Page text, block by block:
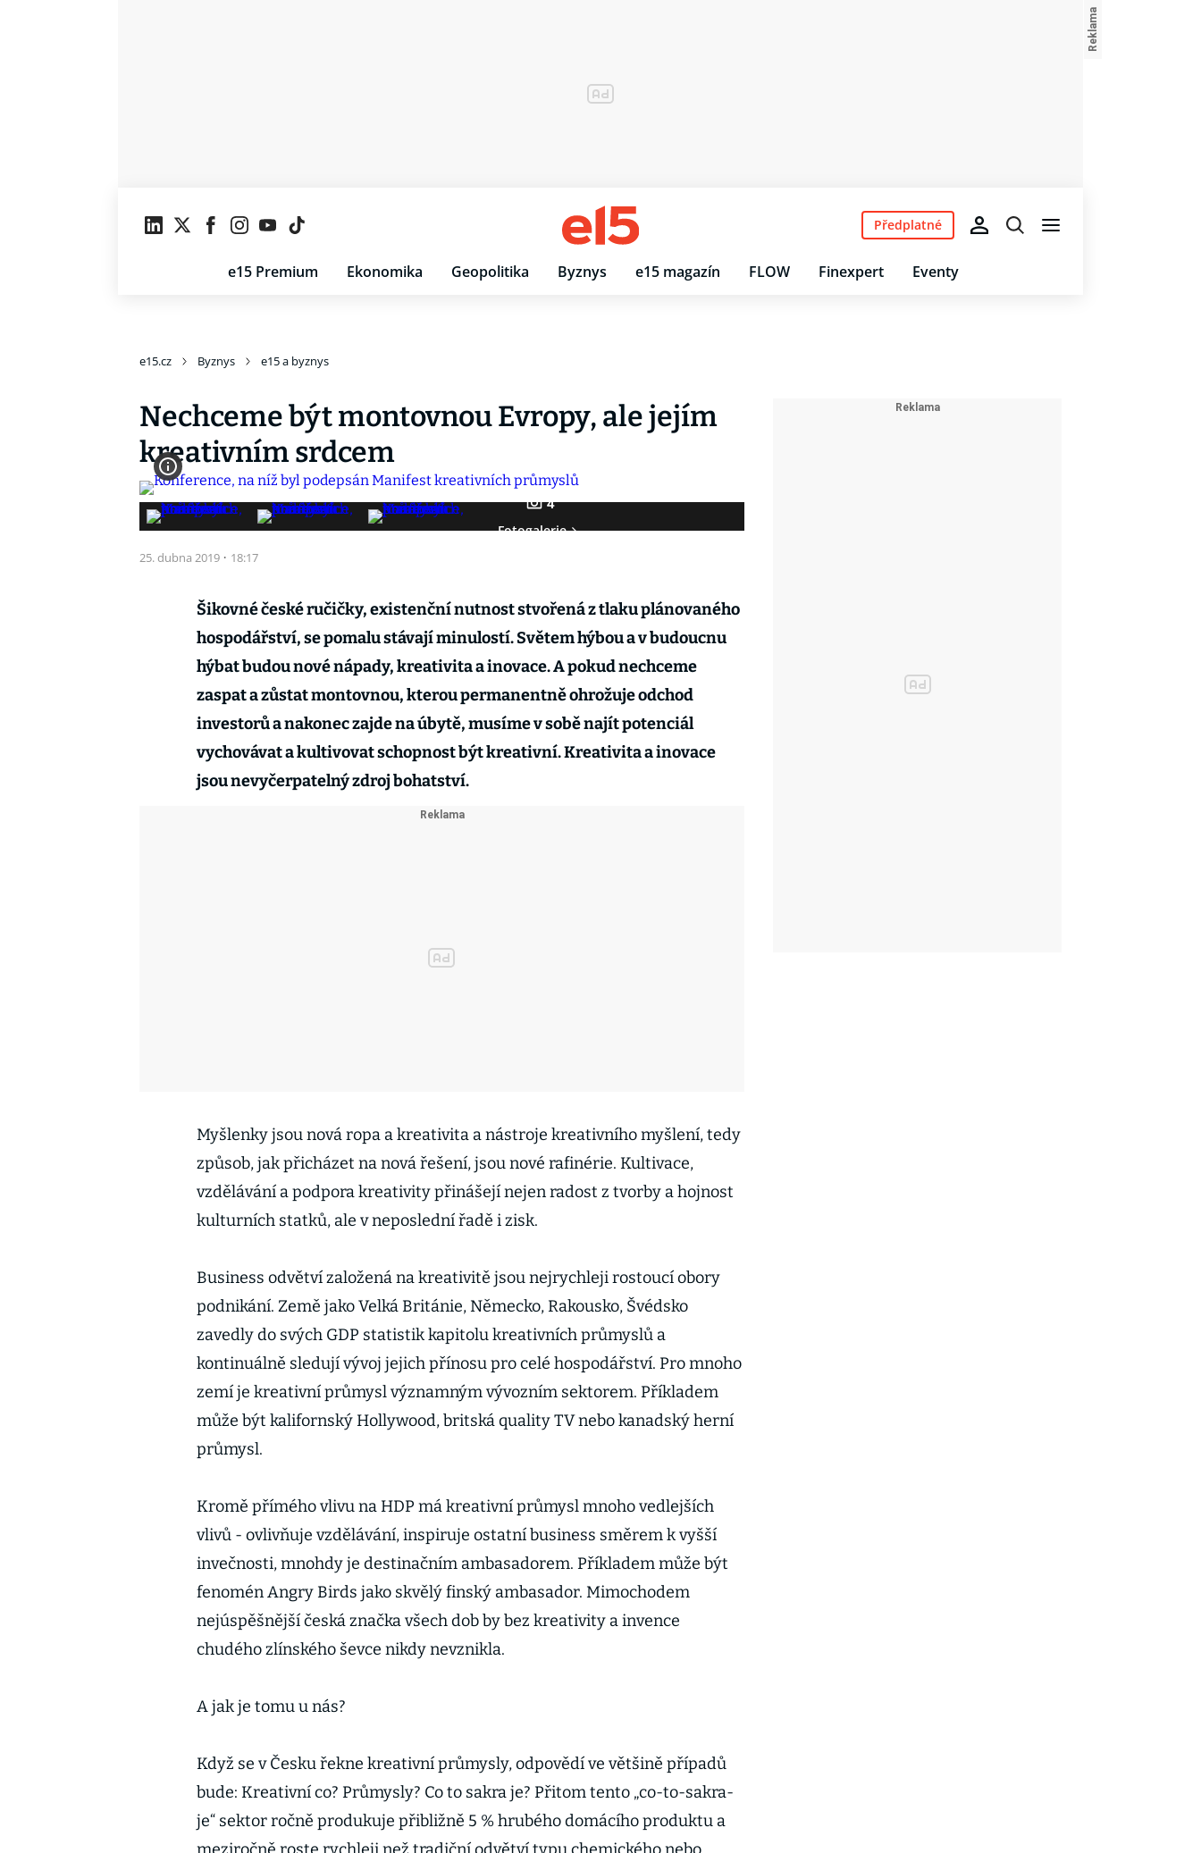
e15 Premium Ekonomika Geopolitika Byznys e15 magazín FLOW Finexpert Eventy
Předplatné
e15.cz Byznys e15 a byznys
Nechceme být montovnou Evropy, ale jejím
kreativním srdcem
4
Fotogalerie
25. dubna 2019 · 18:17
Šikovné české ručičky, existenční nutnost stvořená z tlaku plánovaného
hospodářství, se pomalu stávají minulostí. Světem hýbou a v budoucnu
hýbat budou nové nápady, kreativita a inovace. A pokud nechceme
zaspat a zůstat montovnou, kterou permanentně ohrožuje odchod
investorů a nakonec zajde na úbytě, musíme v sobě najít potenciál
vychovávat a kultivovat schopnost být kreativní. Kreativita a inovace
jsou nevyčerpatelný zdroj bohatství.
Myšlenky jsou nová ropa a kreativita a nástroje kreativního myšlení, tedy
způsob, jak přicházet na nová řešení, jsou nové rafinérie. Kultivace,
vzdělávání a podpora kreativity přinášejí nejen radost z tvorby a hojnost
kulturních statků, ale v neposlední řadě i zisk.
Business odvětví založená na kreativitě jsou nejrychleji rostoucí obory
podnikání. Země jako Velká Británie, Německo, Rakousko, Švédsko
zavedly do svých GDP statistik kapitolu kreativních průmyslů a
kontinuálně sledují vývoj jejich přínosu pro celé hospodářství. Pro mnoho
zemí je kreativní průmysl významným vývozním sektorem. Příkladem
může být kalifornský Hollywood, britská quality TV nebo kanadský herní
průmysl.
Kromě přímého vlivu na HDP má kreativní průmysl mnoho vedlejších
vlivů - ovlivňuje vzdělávání, inspiruje ostatní business směrem k vyšší
invečnosti, mnohdy je destinačním ambasadorem. Příkladem může být
fenomén Angry Birds jako skvělý finský ambasador. Mimochodem
nejúspěšnější česká značka všech dob by bez kreativity a invence
chudého zlínského ševce nikdy nevznikla.
A jak je tomu u nás?
Když se v Česku řekne kreativní průmysly, odpovědí ve většině případů
bude: Kreativní co? Průmysly? Co to sakra je? Přitom tento „co-to-sakra-
je“ sektor ročně produkuje přibližně 5 % hrubého domácího produktu a